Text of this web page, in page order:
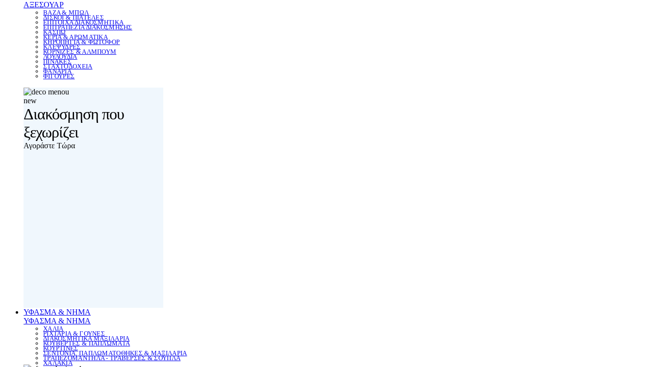
ΑΞΕΣΟΥΑΡ
ΒΑΖΑ & ΜΠΩΛ
ΔΙΣΚΟΙ & ΠΙΑΤΕΛΕΣ
ΕΠΙΤΟΙΧΑ ΔΙΑΚΟΣΜΗΤΙΚΑ
ΕΠΙΤΡΑΠΕΖΙΑ ΔΙΑΚΟΣΜΗΣΗΣ
ΚΑΣΠΩ
ΚΕΡΙΑ & ΑΡΩΜΑΤΙΚΑ
ΚΗΡΟΠΗΓΙΑ & ΦΩΤΟΦΟΡ
ΚΛΕΨΥΔΡΕΣ
ΚΟΡΝΙΖΕΣ & ΑΛΜΠΟΥΜ
ΛΟΥΛΟΥΔΙΑ
ΠΙΝΑΚΕΣ
ΣΤΑΧΤΟΔΟΧΕΙΑ
ΦΑΝΑΡΙΑ
ΦΙΓΟΥΡΕΣ
new
Διακόσμηση που
ξεχωρίζει
Αγοράστε Τώρα
ΥΦΑΣΜΑ & ΝΗΜΑ
ΥΦΑΣΜΑ & ΝΗΜΑ
ΧΑΛΙΑ
ΡΙΧΤΑΡΙΑ & ΓΟΥΝΕΣ
ΔΙΑΚΟΣΜΗΤΙΚΑ ΜΑΞΙΛΑΡΙΑ
ΚΟΥΒΕΡΤΕΣ & ΠΑΠΛΩΜΑΤΑ
ΚΟΥΡΤΙΝΕΣ
ΣΕΝΤΟΝΙΑ, ΠΑΠΛΩΜΑΤΟΘΗΚΕΣ & ΜΑΞΙΛΑΡΙΑ
ΤΡΑΠΕΖΟΜΑΝΤΗΛΑ - ΤΡΑΒΕΡΣΕΣ & ΣΟΥΠΛΑ
ΧΑΛΑΚΙΑ